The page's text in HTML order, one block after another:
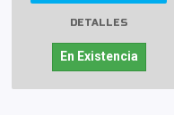
DETALLES
En Existencia